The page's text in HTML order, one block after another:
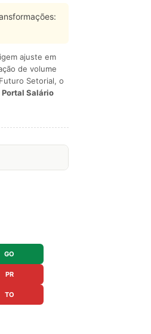
ajuste em
de volume
Setorial, o
Portal Salário
GO
PR
TO